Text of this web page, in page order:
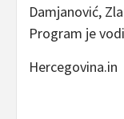
Damjanović,
Program je
Hercegovina.in